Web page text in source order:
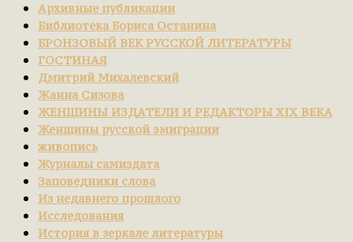
Архивные публикации
Библиотека Бориса Останина
БРОНЗОВЫЙ ВЕК РУССКОЙ ЛИТЕРАТУРЫ
ГОСТИНАЯ
Дмитрий Михалевский
Жанна Сизова
ЖЕНЩИНЫ ИЗДАТЕЛИ И РЕДАКТОРЫ XIX ВЕКА
Женщины русской эмиграции
живопись
Журналы самиздата
Заповедники слова
Из недавнего прошлого
Исследования
История в зеркале литературы